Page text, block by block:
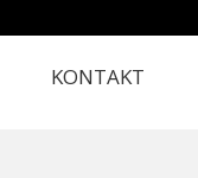
KONTAKT